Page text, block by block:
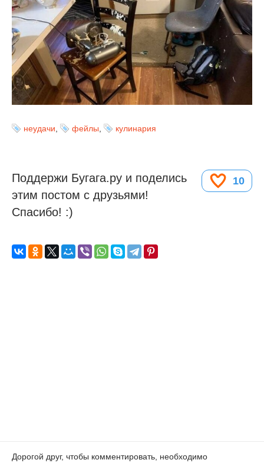
неудачи, фейлы, кулинария
10
Поддержи Бугага.ру и поделись
этим постом с друзьями!
Спасибо! :)
Дорогой друг, чтобы комментировать, необходимо